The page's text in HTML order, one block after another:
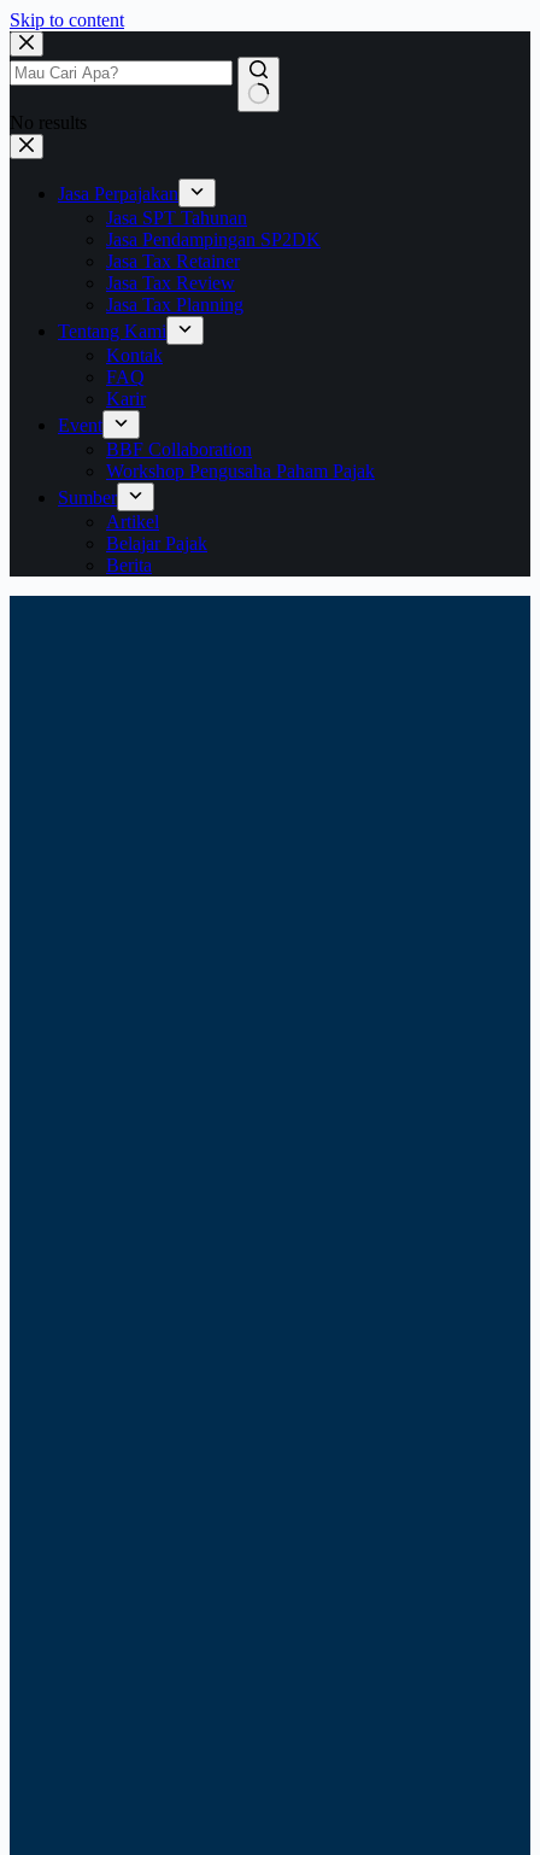
Skip to content
No results
Jasa Perpajakan
Jasa SPT Tahunan
Jasa Pendampingan SP2DK
Jasa Tax Retainer
Jasa Tax Review
Jasa Tax Planning
Tentang Kami
Kontak
FAQ
Karir
Event
BBF Collaboration
Workshop Pengusaha Paham Pajak
Sumber
Artikel
Belajar Pajak
Berita